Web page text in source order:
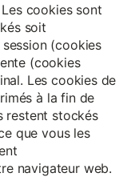
cookies sont
soit
(cookies
(cookies
Les cookies de
à la fin de
restent stockés
que vous les
navigateur web.